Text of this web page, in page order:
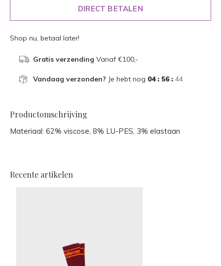
DIRECT BETALEN
Shop nu, betaal later!
Gratis verzending Vanaf €100,-
Vandaag verzonden? Je hebt nog 04 : 56 : 44
Productomschrijving
Materiaal: 62% viscose, 8% LU-PES, 3% elastaan
Recente artikelen